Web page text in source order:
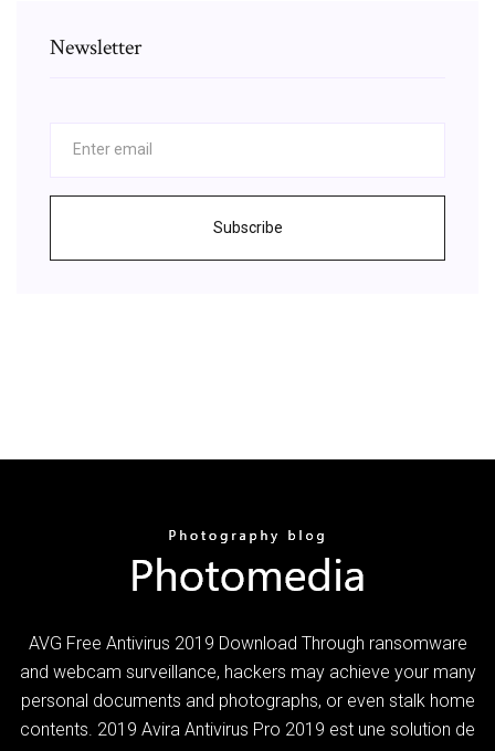
Newsletter
Subscribe
AVG Free Antivirus 2019 Download Through ransomware
and webcam surveillance, hackers may achieve your many
personal documents and photographs, or even stalk home
contents. 2019 Avira Antivirus Pro 2019 est une solution de